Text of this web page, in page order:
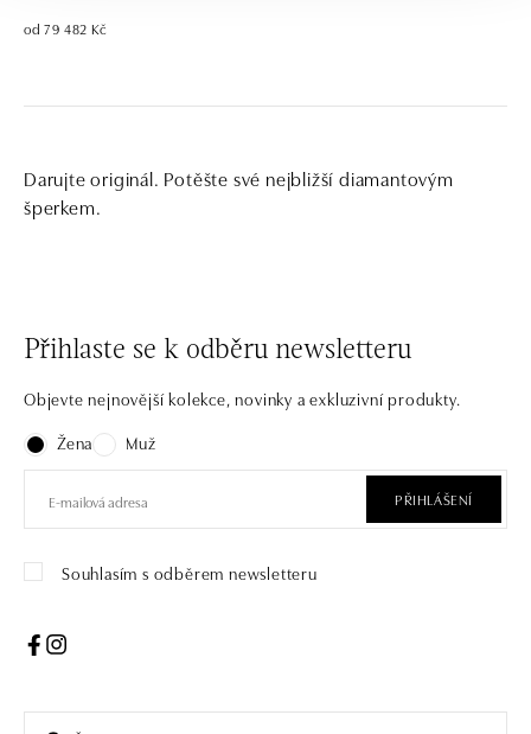
od 79 482 Kč
Darujte originál. Potěšte své nejbližší diamantovým
šperkem.
Přihlaste se k odběru newsletteru
Objevte nejnovější kolekce, novinky a exkluzivní produkty.
Žena
Muž
PŘIHLÁŠENÍ
Souhlasím s odběrem newsletteru